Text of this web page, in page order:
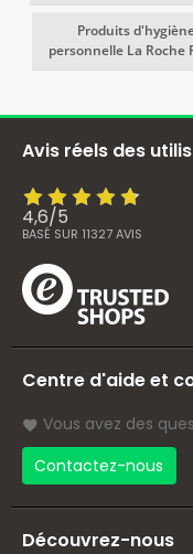
Produits
personnelle La Roche
Avis réels des
4,6/5
BASÉ SUR 11327AVIS
Centre d'aide et
Vous avez des
Contactez-nous
Découvrez-nous